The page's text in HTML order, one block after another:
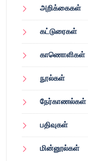
அறிக்கைகள்
கட்டுரைகள்
காணொளிகள்
நூல்கள்
நேர்காணல்கள்
பதிவுகள்
மின்னூல்கள்